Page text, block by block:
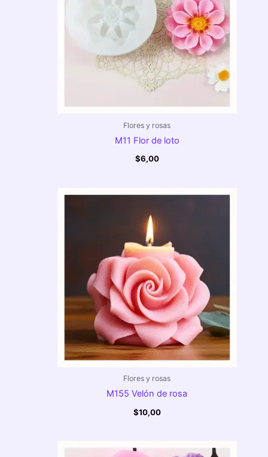
Flores y rosas
M11 Flor de loto
$6,00
Flores y rosas
M155 Velón de rosa
$10,00